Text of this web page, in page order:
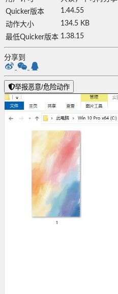
Quicker版本
1.44.55
动作大小
134.5 KB
最低Quicker版本 1.38.15
分享到
举报恶意/危险动作